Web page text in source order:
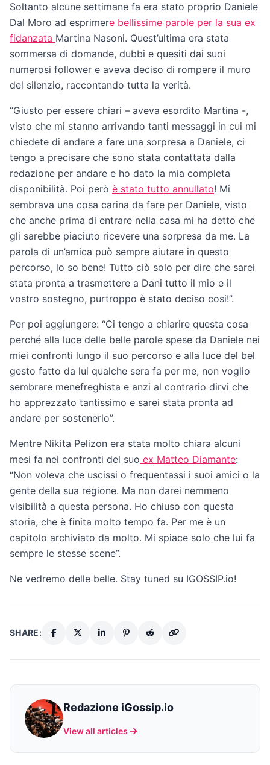
Soltanto alcune settimane fa era stato proprio Daniele
Dal Moro ad esprimere bellissime parole per la sua ex
fidanzata Martina Nasoni. Quest’ultima era stata
sommersa di domande, dubbi e quesiti dai suoi
numerosi follower e aveva deciso di rompere il muro
del silenzio, raccontando tutta la verità.
“Giusto per essere chiari – aveva esordito Martina -,
visto che mi stanno arrivando tanti messaggi in cui mi
chiedete di andare a fare una sorpresa a Daniele, ci
tengo a precisare che sono stata contattata dalla
redazione per andare e ho dato la mia completa
disponibilità. Poi però è stato tutto annullato! Mi
sembrava una cosa carina da fare per Daniele, visto
che anche prima di entrare nella casa mi ha detto che
gli sarebbe piaciuto ricevere una sorpresa da me. La
parola di un’amica può sempre aiutare in questo
percorso, lo so bene! Tutto ciò solo per dire che sarei
stata pronta a trasmettere a Dani tutto il mio e il
vostro sostegno, purtroppo è stato deciso cosi!”.
Per poi aggiungere: “Ci tengo a chiarire questa cosa
perché alla luce delle belle parole spese da Daniele nei
miei confronti lungo il suo percorso e alla luce del bel
gesto fatto da lui qualche sera fa per me, non voglio
sembrare menefreghista e anzi al contrario dirvi che
ho apprezzato tantissimo e sarei stata pronta ad
andare per sostenerlo”.
Mentre Nikita Pelizon era stata molto chiara alcuni
mesi fa nei confronti del suo ex Matteo Diamante:
“Non voleva che uscissi o frequentassi i suoi amici o la
gente della sua regione. Ma non darei nemmeno
visibilità a questa persona. Ho chiuso con questa
storia, che è finita molto tempo fa. Per me è un
capitolo archiviato da molto. Mi spiace solo che lui fa
sempre le stesse scene”.
Ne vedremo delle belle. Stay tuned su IGOSSIP.io!
SHARE:
Redazione iGossip.io
View all articles